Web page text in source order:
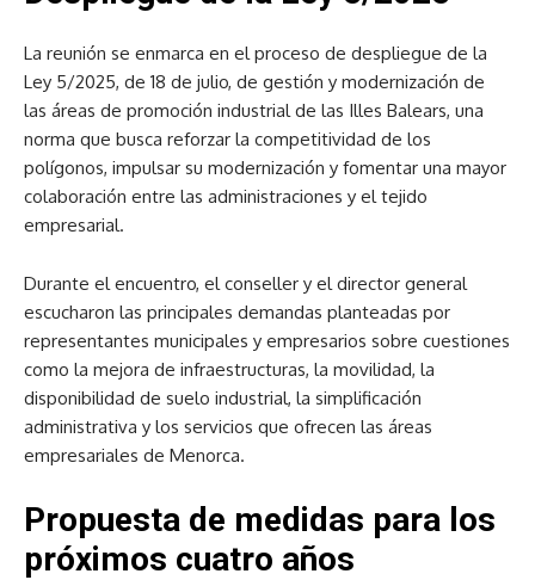
La reunión se enmarca en el proceso de despliegue de la
Ley 5/2025, de 18 de julio, de gestión y modernización de
las áreas de promoción industrial de las Illes Balears, una
norma que busca reforzar la competitividad de los
polígonos, impulsar su modernización y fomentar una mayor
colaboración entre las administraciones y el tejido
empresarial.
Durante el encuentro, el conseller y el director general
escucharon las principales demandas planteadas por
representantes municipales y empresarios sobre cuestiones
como la mejora de infraestructuras, la movilidad, la
disponibilidad de suelo industrial, la simplificación
administrativa y los servicios que ofrecen las áreas
empresariales de Menorca.
Propuesta de medidas para los
próximos cuatro años